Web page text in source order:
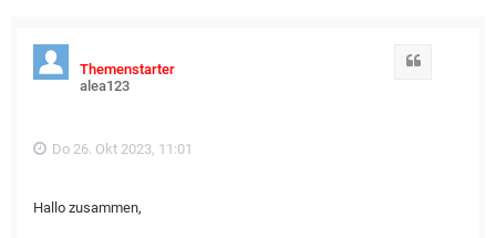
Themenstarter
alea123
Do 26. Okt 2023, 11:01
Hallo zusammen,